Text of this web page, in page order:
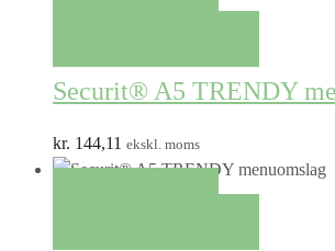
Securit® A5 TRENDY
kr. 144,11 ekskl. moms